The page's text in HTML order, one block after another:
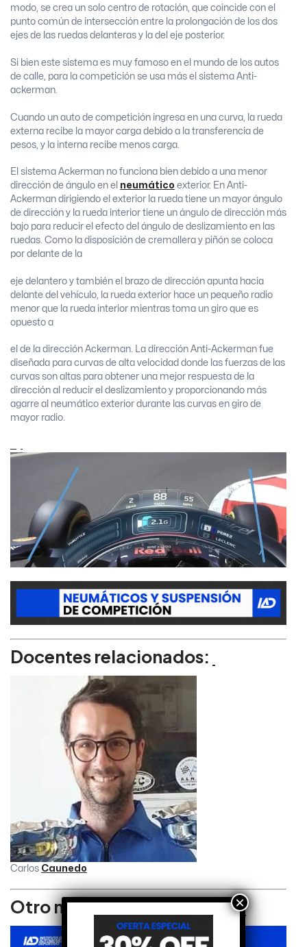
modo, se crea un solo centro de rotación, que coincide con el
punto común de intersección entre la prolongación de los dos
ejes de las ruedas delanteras y la del eje posterior.
Si bien este sistema es muy famoso en el mundo de los autos
de calle, para la competición se usa más el sistema Anti-
ackerman.
Cuando un auto de competición ingresa en una curva, la rueda
externa recibe la mayor carga debido a la transferencia de
pesos, y la interna recibe menos carga.
El sistema Ackerman no funciona bien debido a una menor
dirección de ángulo en el neumático exterior. En Anti-
Ackerman dirigiendo el exterior la rueda tiene un mayor ángulo
de dirección y la rueda interior tiene un ángulo de dirección más
bajo para reducir el efecto del ángulo de deslizamiento en las
ruedas. Como la disposición de cremallera y piñón se coloca
por delante de la
eje delantero y también el brazo de dirección apunta hacia
delante del vehículo, la rueda exterior hace un pequeño radio
menor que la rueda interior mientras toma un giro que es
opuesto a
el de la dirección Ackerman. La dirección Anti-Ackerman fue
diseñada para curvas de alta velocidad donde las fuerzas de las
curvas son altas para obtener una mejor respuesta de la
dirección al reducir el deslizamiento y proporcionando más
agarre al neumático exterior durante las curvas en giro de
mayor radio.
Docentes relacionados:
Carlos Caunedo
Otro material relacionado:
×